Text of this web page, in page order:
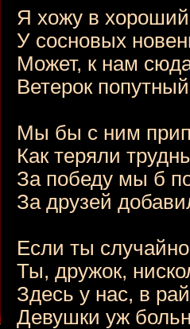
Я хожу в хороший
У сосновых
Может, к нам
Ветерок
Мы бы с ним
Как теряли
За победу мы б
За друзей
Если ты
Ты, дружок,
Здесь у нас, в
Девушки уж